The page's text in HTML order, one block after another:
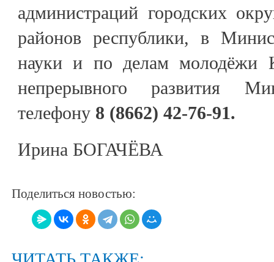
администраций городских
районов республики, в
науки и по делам молодёжи
непрерывного развития
телефону 8 (8662) 42-76-91.
Ирина БОГАЧЁВА
Поделиться новостью: